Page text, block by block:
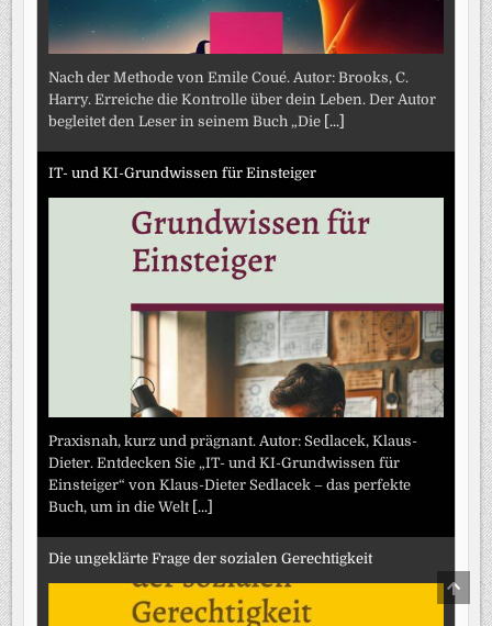
Nach der Methode von Emile Coué. Autor: Brooks, C.
Harry. Erreiche die Kontrolle über dein Leben. Der Autor
begleitet den Leser in seinem Buch „Die [...]
IT- und KI-Grundwissen für Einsteiger
Praxisnah, kurz und prägnant. Autor: Sedlacek, Klaus-
Dieter. Entdecken Sie „IT- und KI-Grundwissen für
Einsteiger“ von Klaus-Dieter Sedlacek – das perfekte
Buch, um in die Welt [...]
Die ungeklärte Frage der sozialen Gerechtigkeit
TO
TOP